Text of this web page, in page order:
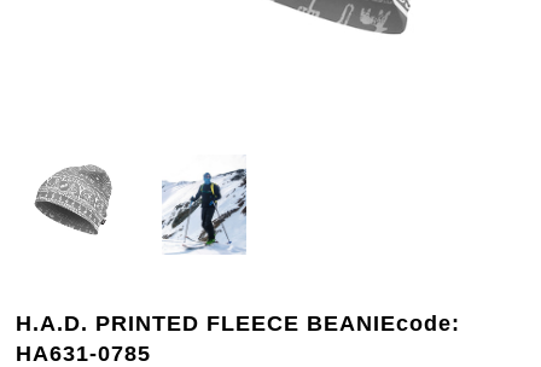
H.A.D. PRINTED FLEECE BEANIEcode:
HA631-0785